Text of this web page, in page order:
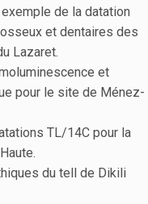
de la datation
et dentaires des
Lazaret.
et
pour le site de Ménez-
TL/14C pour la
du tell de Dikili